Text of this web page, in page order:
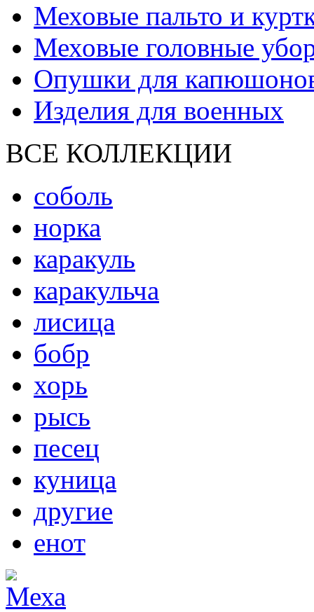
Меховые пальто и
Меховые головные
Опушки для
Изделия для военных
ВСЕ КОЛЛЕКЦИИ
соболь
норка
каракуль
каракульча
лисица
бобр
хорь
рысь
песец
куница
другие
енот